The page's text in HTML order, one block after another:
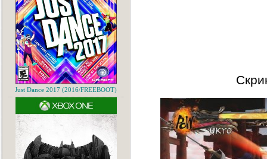
Just Dance 2017 (2016/FREEBOOT)